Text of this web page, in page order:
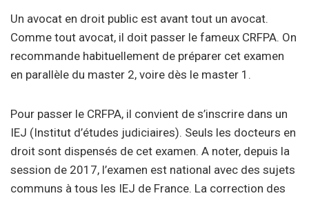
Un avocat en droit public est avant tout un avocat.
Comme tout avocat, il doit passer le fameux CRFPA. On
recommande habituellement de préparer cet examen
en parallèle du master 2, voire dès le master 1.
Pour passer le CRFPA, il convient de s’inscrire dans un
IEJ (Institut d’études judiciaires). Seuls les docteurs en
droit sont dispensés de cet examen. A noter, depuis la
session de 2017, l’examen est national avec des sujets
communs à tous les IEJ de France. La correction des